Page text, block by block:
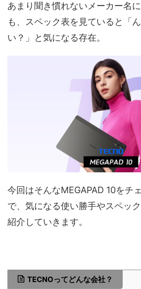
あまり聞き慣れないメーカー名
も、スペック表を見ていると「
い？」と気になる存在。
今回はそんなMEGAPAD 10をチ
で、気になる使い勝手やスペッ
紹介していきます。
TECNOってどんな会社？